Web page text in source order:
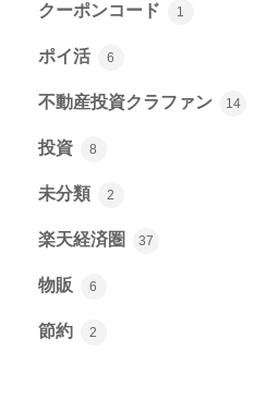
クーポンコード 1
ポイ活 6
不動産投資クラファン 14
投資 8
未分類 2
楽天経済圏 37
物販 6
節約 2